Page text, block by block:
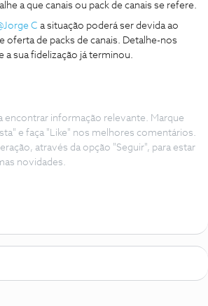
a que canais ou pack de canais se refere.
C a situação poderá ser devida ao
oferta de packs de canais. Detalhe-nos
a sua fidelização já terminou.
encontrar informação relevante. Marque
e faça "Like" nos melhores comentários.
através da opção "Seguir", para estar
novidades.